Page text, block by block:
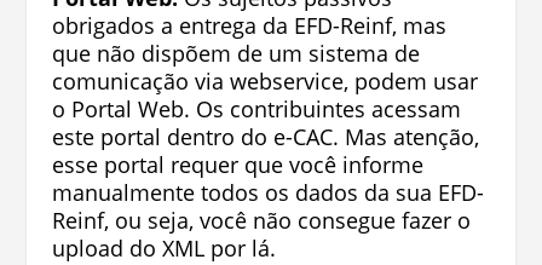
obrigados a entrega da EFD-Reinf, mas
que não dispõem de um sistema de
comunicação via webservice, podem usar
o Portal Web. Os contribuintes acessam
este portal dentro do e-CAC. Mas atenção,
esse portal requer que você informe
manualmente todos os dados da sua EFD-
Reinf, ou seja, você não consegue fazer o
upload do XML por lá.